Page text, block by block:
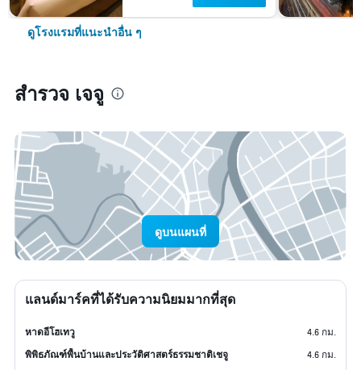
ดูโรงแรมที่แนะนำอื่น ๆ
สำรวจ เจจู
ดูบนแผนที่
แลนด์มาร์คที่ได้รับความนิยมมากที่สุด
หาดอีโฮเทวู
4.6 กม.
พิพิธภัณฑ์พื้นบ้านและประวัติศาสตร์ธรรมชาติเชจู
4.6 กม.